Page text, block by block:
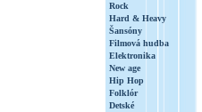
Rock
Hard & Heavy
Šansóny
Filmová hudba
Elektronika
New age
Hip Hop
Folklór
Detské